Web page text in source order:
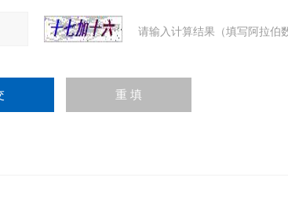
请输入计算结果（填写阿拉伯